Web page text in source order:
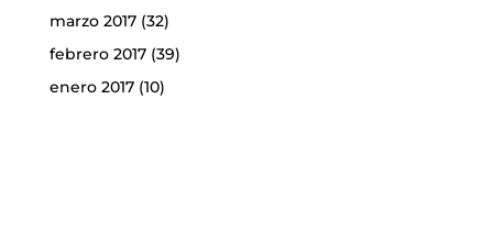
marzo 2017(32)
febrero 2017(39)
enero 2017(10)